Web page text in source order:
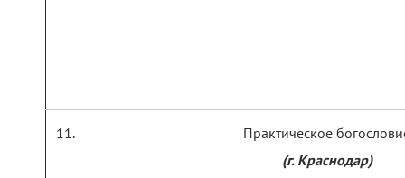
Практическое
(г. Краснодар)